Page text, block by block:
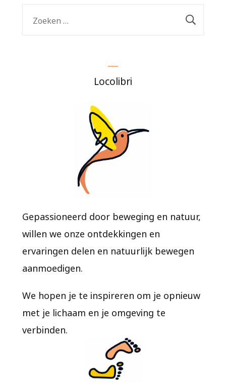
naar:
Locolibri
Gepassioneerd door beweging en natuur,
willen we onze ontdekkingen en
ervaringen delen en natuurlijk bewegen
aanmoedigen.
We hopen je te inspireren om je opnieuw
met je lichaam en je omgeving te
verbinden.